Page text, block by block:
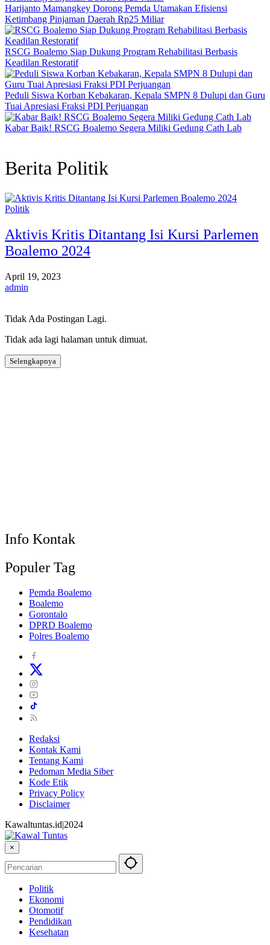
Harijanto Mamangkey Dorong Pemda Utamakan Efisiensi
Ketimbang Pinjaman Daerah Rp25 Miliar
RSCG Boalemo Siap Dukung Program Rehabilitasi Berbasis
Keadilan Restoratif
Peduli Siswa Korban Kebakaran, Kepala SMPN 8 Dulupi dan Guru
Tuai Apresiasi Fraksi PDI Perjuangan
Kabar Baik! RSCG Boalemo Segera Miliki Gedung Cath Lab
Berita Politik
Politik
Aktivis Kritis Ditantang Isi Kursi Parlemen
Boalemo 2024
April 19, 2023
admin
Tidak Ada Postingan Lagi.
Tidak ada lagi halaman untuk dimuat.
Selengkapnya
Info Kontak
Populer Tag
Pemda Boalemo
Boalemo
Gorontalo
DPRD Boalemo
Polres Boalemo
Redaksi
Kontak Kami
Tentang Kami
Pedoman Media Siber
Kode Etik
Privacy Policy
Disclaimer
Kawaltuntas.id|2024
×
Politik
Ekonomi
Otomotif
Pendidikan
Kesehatan